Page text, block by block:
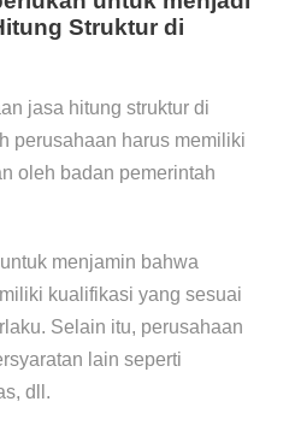
Struktur di
jasa hitung struktur di
perusahaan harus memiliki
oleh badan pemerintah
menjamin bahwa
kualifikasi yang sesuai
Selain itu, perusahaan
lain seperti
dll.